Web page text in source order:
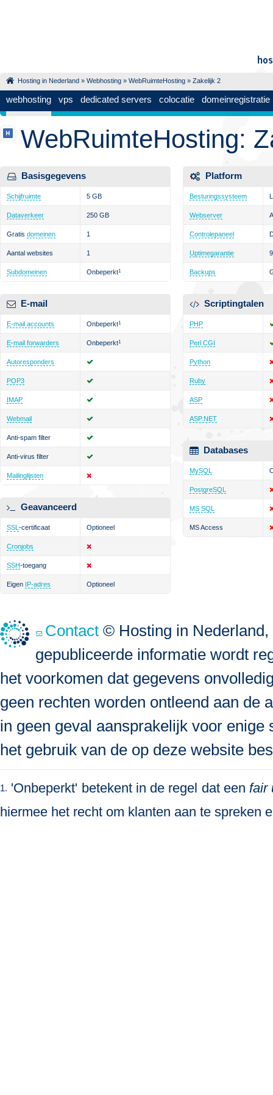
Hosting in Nederland » Webhosting » WebRuimteHosting » Zakelijk 2
webhosting vps dedicated servers colocatie domeinregistratie
WebRuimteHosting:
Basisgegevens
Schijfruimte 5 GB
Dataverkeer 250 GB
Gratis domeinen 1
Aantal websites 1
Subdomeinen Onbeperkt1
E-mail
E-mail accounts Onbeperkt1
E-mail forwarders Onbeperkt1
Autoresponders
POP3
IMAP
Webmail
Anti-spam filter
Anti-virus filter
Mailinglijsten
Geavanceerd
SSL -certificaat Optioneel
Cronjobs
SSH-toegang
Eigen IP-adres Optioneel
Platform
Besturingssysteem
Webserver
Controlepaneel
Uptimegarantie
Backups
Scriptingtalen
PHP
Perl CGI
Python
Ruby
ASP
ASP.NET
Databases
MySQL
PostgreSQL
MS SQL
MS Access
Contact © Hosting in
gepubliceerde informatie wordt
het voorkomen dat gegevens
geen rechten worden ontleend aan de
in geen geval aansprakelijk voor
het gebruik van de op deze website
1. 'Onbeperkt' betekent in de regel dat een fair
hiermee het recht om klanten aan te spreken